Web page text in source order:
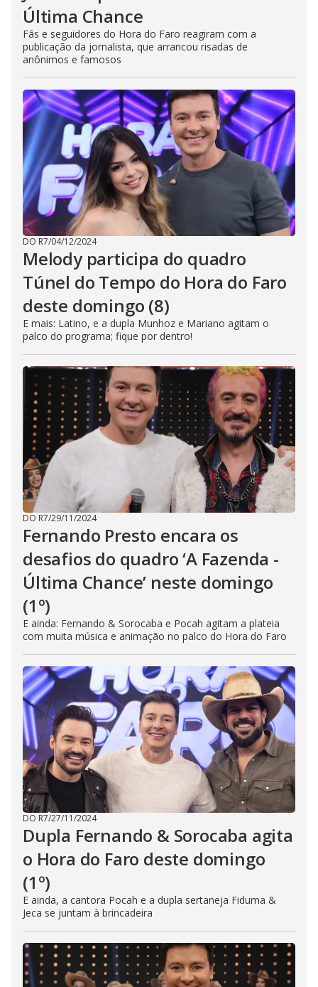
Última Chance
Fãs e seguidores do Hora do Faro reagiram com a
publicação da jornalista, que arrancou risadas de
anônimos e famosos
DO R7/04/12/2024
Melody participa do quadro
Túnel do Tempo do Hora do Faro
deste domingo (8)
E mais: Latino, e a dupla Munhoz e Mariano agitam o
palco do programa; fique por dentro!
DO R7/29/11/2024
Fernando Presto encara os
desafios do quadro ‘A Fazenda -
Última Chance’ neste domingo
(1º)
E ainda: Fernando & Sorocaba e Pocah agitam a plateia
com muita música e animação no palco do Hora do Faro
DO R7/27/11/2024
Dupla Fernando & Sorocaba agita
o Hora do Faro deste domingo
(1º)
E ainda, a cantora Pocah e a dupla sertaneja Fiduma &
Jeca se juntam à brincadeira